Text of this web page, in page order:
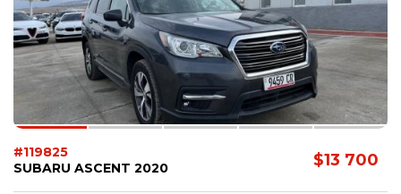
$13 700
#119825
SUBARU ASCENT 2020